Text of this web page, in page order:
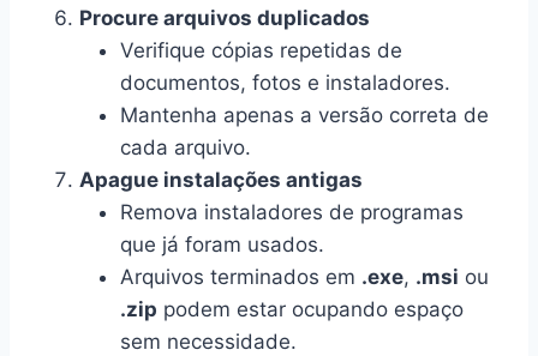
Procure arquivos duplicados
Verifique cópias repetidas de
documentos, fotos e instaladores.
Mantenha apenas a versão correta de
cada arquivo.
Apague instalações antigas
Remova instaladores de programas
que já foram usados.
Arquivos terminados em .exe, .msi ou
.zip podem estar ocupando espaço
sem necessidade.